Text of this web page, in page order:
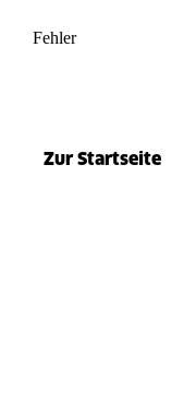
Fehler
Zur Startseite